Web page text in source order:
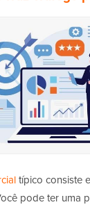
típico consiste
pode ter uma